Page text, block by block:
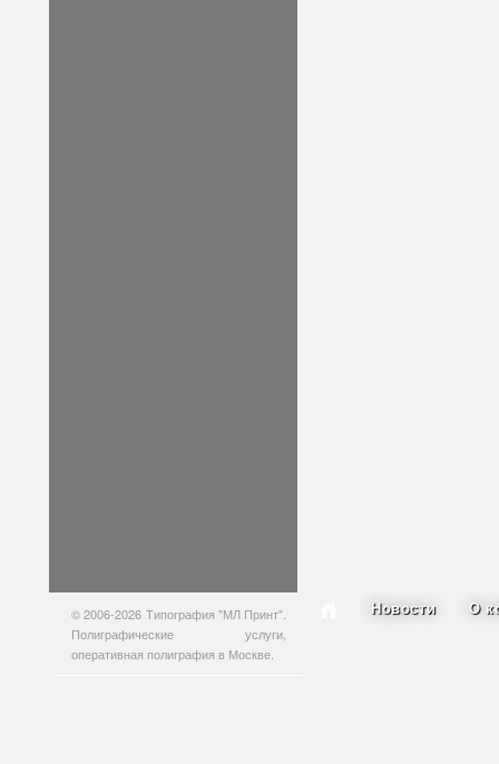
© 2006-2026 Типография "МЛ Принт".
Полиграфические услуги,
оперативная полиграфия в Москве.
Новости О